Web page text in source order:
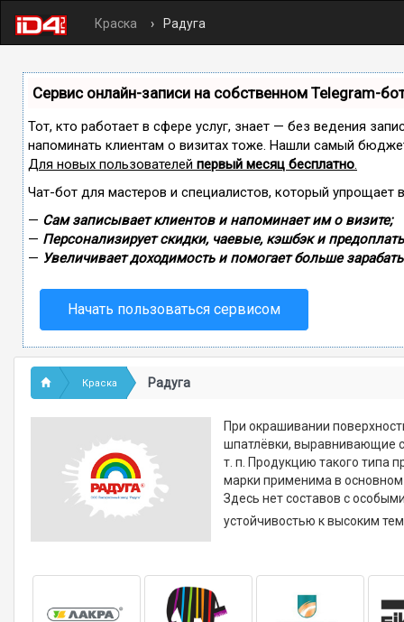
Краска Радуга
Сервис онлайн-записи на собственном Telegram-
Тот, кто работает в сфере услуг, знает — без ведения
напоминать клиентам о визитах тоже. Нашли самый
Для новых пользователей первый месяц бесплатно.
Чат-бот для мастеров и специалистов, который упрощает
— Сам записывает клиентов и напоминает им о визите;
— Персонализирует скидки, чаевые, кэшбэк и
— Увеличивает доходимость и помогает больше
Начать пользоваться сервисом
Краска Радуга
При окрашивании
шпатлёвки, выравнивающие
т. п. Продукцию такого типа
марки применима в
Здесь нет составов с
устойчивостью к высоким